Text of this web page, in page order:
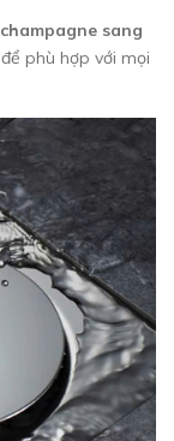
sang
phù hợp với mọi